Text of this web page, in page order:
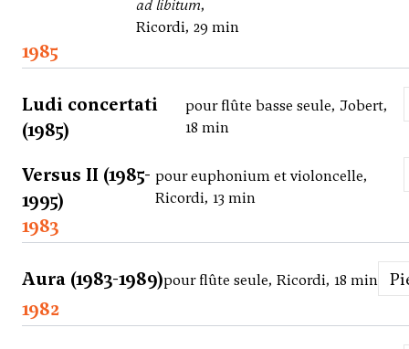
ad libitum,
Ricordi, 29 min
1985
Ludi concertati
(1985)
pour flûte basse seule, Jobert,
18 min
Versus II (1985-
1995)
pour euphonium et violoncelle,
Ricordi, 13 min
1983
Aura (1983-1989)pour flûte seule, Ricordi, 18 min
1982